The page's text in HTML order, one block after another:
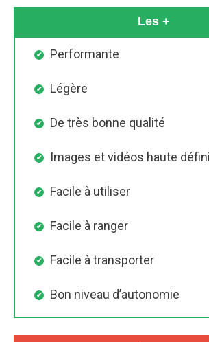
Les +
Performante
Légère
De très bonne qualité
Images et vidéos haute
Facile à utiliser
Facile à ranger
Facile à transporter
Bon niveau d’autonomie